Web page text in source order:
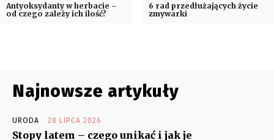
Antyoksydanty w herbacie –
od czego zależy ich ilość?
6 rad przedłużających życie
zmywarki
Najnowsze artykuły
URODA 28 LIPCA 2026
Stopy latem – czego unikać i jak je